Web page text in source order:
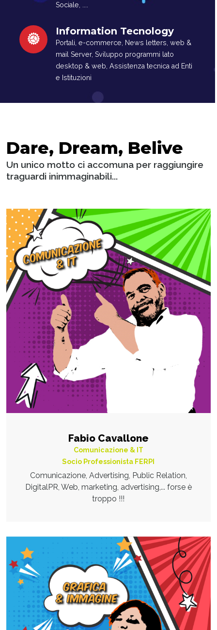
Sociale, ....
Information Tecnology
Portali, e-commerce, News letters, web &
mail Server, Sviluppo programmi lato
desktop & web, Assistenza tecnica ad Enti
e Istituzioni
Dare, Dream, Belive
Un unico motto ci accomuna per raggiungire
traguardi inimmaginabili...
Fabio Cavallone
Comunicazione & IT
Socio Professionista FERPI
Comunicazione, Advertising, Public Relation,
DigitalPR, Web, marketing, advertising,... forse è
troppo !!!